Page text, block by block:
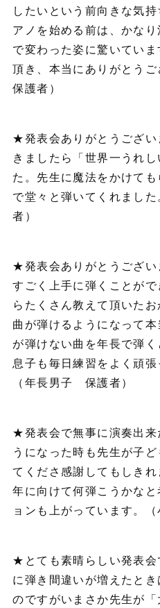
したいという前向きな気
アノを始める前は、かな
で変わった姿に驚いてい
頂き、本当にありがとう
保護者）
★発表会ありがとうござ
きましたら「世界一うれ
た。先生に魔法をかけて
で堂々と弾いてくれまし
者）
★発表会ありがとうござい
すごく上手に弾くことが
らたくさん教えて頂いた
曲が弾けるようになって
が弾けない曲を年長で弾く
息子も毎日練習をよく頑張
（年長男子 保護者）
★発表会で無事に演奏出来
うになった時も先生が子
てくださ感謝してもしき
年に向けて何弾こうかな
ョンも上がっています。
★とても素晴らしい発表会
に弾き間違いが増えたと
のですがいまさか先生が